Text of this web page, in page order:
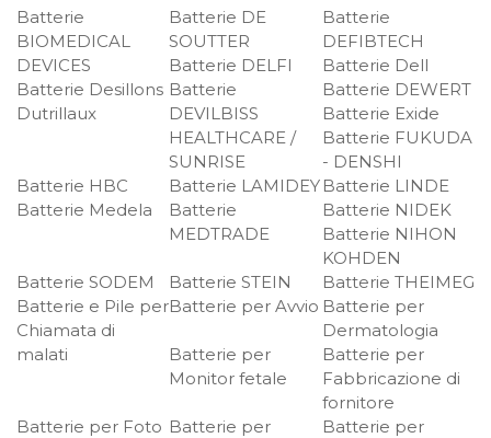
Batterie
BIOMEDICAL
DEVICES
Batterie DE
SOUTTER
Batterie
DEFIBTECH
Batterie DELFI
Batterie Dell
Batterie Desillons
Dutrillaux
Batterie
DEVILBISS
HEALTHCARE /
SUNRISE
Batterie DEWERT
Batterie Exide
Batterie FUKUDA
- DENSHI
Batterie HBC
Batterie LAMIDEY Batterie LINDE
Batterie Medela
Batterie
MEDTRADE
Batterie NIDEK
Batterie NIHON
KOHDEN
Batterie SODEM
Batterie STEIN
Batterie THEIMEG
Batterie e Pile per
Chiamata di
malati
Batterie per Avvio Batterie per
Dermatologia
Batterie per
Monitor fetale
Batterie per
Fabbricazione di
fornitore
Batterie per Foto Batterie per
Batterie per